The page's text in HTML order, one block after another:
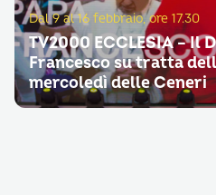
Dal 9 al 16 febbraio, ore 17.30
TV2000 ECCLESIA – Il
Francesco su tratta
mercoledì delle Ceneri